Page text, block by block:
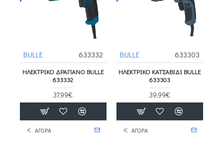
BULLE 633332
ΗΛΕΚΤΡΙΚΟ ΔΡΑΠΑΝΟ BULLE
633332
37,99€
ΑΓΟΡΑ
BULLE 633303
ΗΛΕΚΤΡΙΚΌ ΚΑΤΣΑΒΊΔΙ BULLE
633303
39,99€
ΑΓΟΡΑ